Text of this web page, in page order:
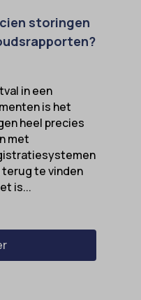
storingen
in een
is het
heel precies
met
terug te vinden
is...